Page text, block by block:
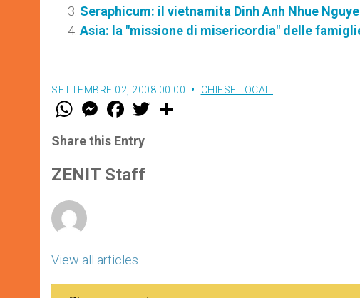
Seraphicum: il vietnamita Dinh Anh Nhue
Asia: la "missione di misericordia" delle
SETTEMBRE 02, 2008 00:00 CHIESE LOCALI
W
t
s
p
p
M
e
s
e
g
e
F
a
e
b
o
k
w
Share this Entry
ZENIT Staff
View all articles